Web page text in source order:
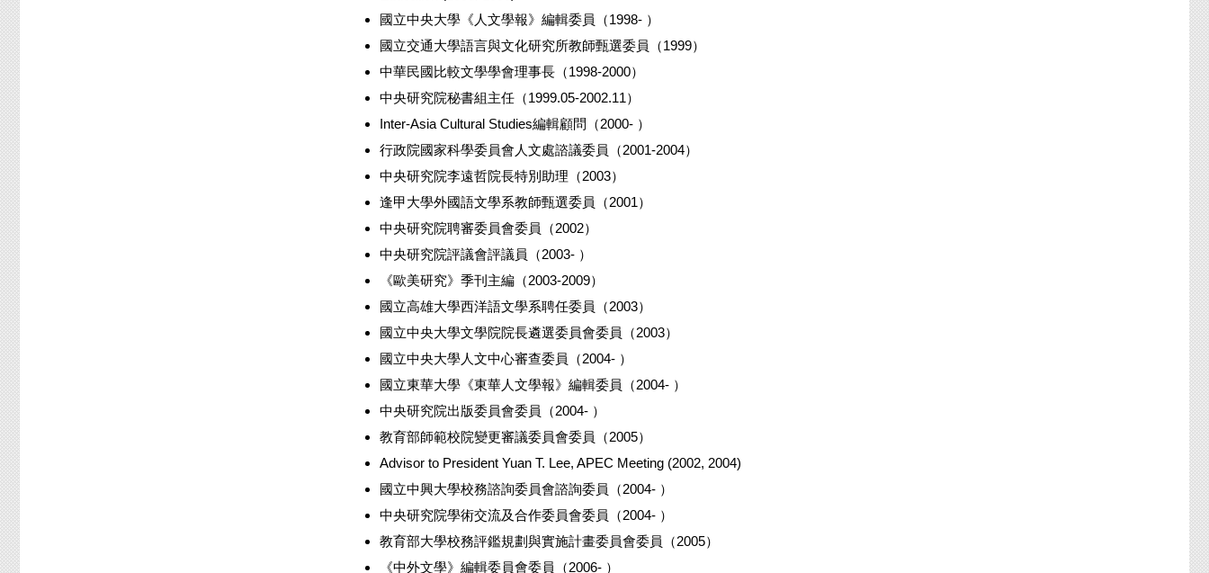
國立中央大學《人文學報》編輯委員（1998- ）
國立交通大學語言與文化研究所教師甄選委員（1999）
中華民國比較文學學會理事長（1998-2000）
中央研究院秘書組主任（1999.05-2002.11）
Inter-Asia Cultural Studies編輯顧問（2000- ）
行政院國家科學委員會人文處諮議委員（2001-2004）
中央研究院李遠哲院長特別助理（2003）
逢甲大學外國語文學系教師甄選委員（2001）
中央研究院聘審委員會委員（2002）
中央研究院評議會評議員（2003- ）
《歐美研究》季刊主編（2003-2009）
國立高雄大學西洋語文學系聘任委員（2003）
國立中央大學文學院院長遴選委員會委員（2003）
國立中央大學人文中心審查委員（2004- ）
國立東華大學《東華人文學報》編輯委員（2004- ）
中央研究院出版委員會委員（2004- ）
教育部師範校院變更審議委員會委員（2005）
Advisor to President Yuan T. Lee, APEC Meeting (2002, 2004)
國立中興大學校務諮詢委員會諮詢委員（2004- ）
中央研究院學術交流及合作委員會委員（2004- ）
教育部大學校務評鑑規劃與實施計畫委員會委員（2005）
《中外文學》編輯委員會委員（2006- ）